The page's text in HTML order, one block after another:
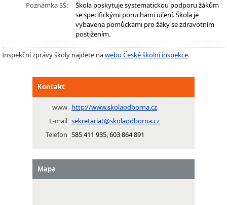
Poznámka SŠ:
Škola poskytuje systematickou podporu žákům
se specifickými poruchami učení. Škola je
vybavena pomůckami pro žáky se zdravotním
postižením.
Inspekční zprávy školy najdete nawebu České školní inspekce.
Kontakt
www http://www.skolaodborna.cz
E-mail sekretariat@skolaodborna.cz
Telefon 585 411 935, 603 864 891
Mapa